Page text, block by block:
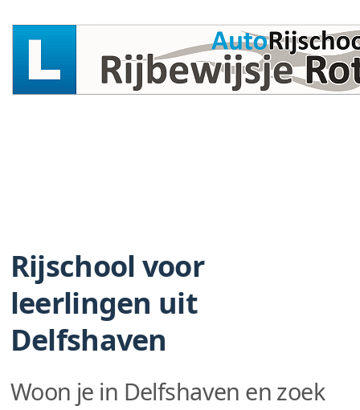
Rijschool voor
leerlingen uit
Delfshaven
Woon je in Delfshaven en zoek